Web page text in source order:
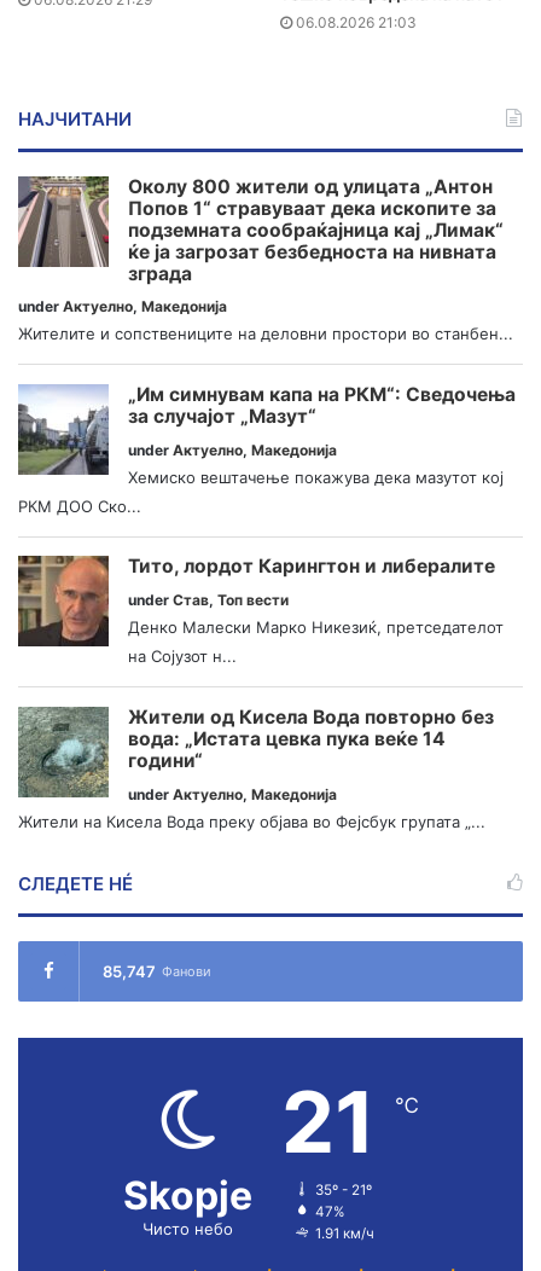
06.08.2026 21:03
НАЈЧИТАНИ
Околу 800 жители од улицата „Антон
Попов 1“ стравуваат дека ископите за
подземната сообраќајница кај „Лимак“
ќе ја загрозат безбедноста на нивната
зграда
under Актуелно, Македонија
Жителите и сопствениците на деловни простори во станбен...
„Им симнувам капа на РКМ“: Сведочења
за случајот „Мазут“
under Актуелно, Македонија
Хемиско вештачење покажува дека мазутот кој
РКМ ДОО Ско...
Тито, лордот Карингтон и либералите
under Став, Топ вести
Денко Малески Марко Никезиќ, претседателот
на Сојузот н...
Жители од Кисела Вода повторно без
вода: „Истата цевка пука веќе 14
години“
under Актуелно, Македонија
Жители на Кисела Вода преку објава во Фејсбук групата „...
СЛЕДЕТЕ НÉ
85,747 Фанови
Skopje
Чисто небо
21 ℃
35º - 21º
47%
1.91 км/ч